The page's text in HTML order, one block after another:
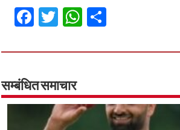
Fa
ce
b
o
o
k
T
wi
tt
er
W
h
at
p
p
ar
सम्बंधित समाचार